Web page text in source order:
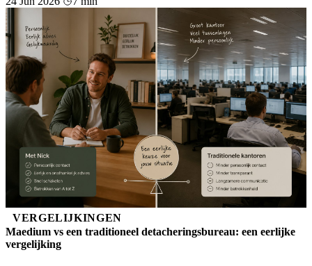
VERGELIJKINGEN
Maedium vs een traditioneel detacheringsbureau: een eerlijke
vergelijking